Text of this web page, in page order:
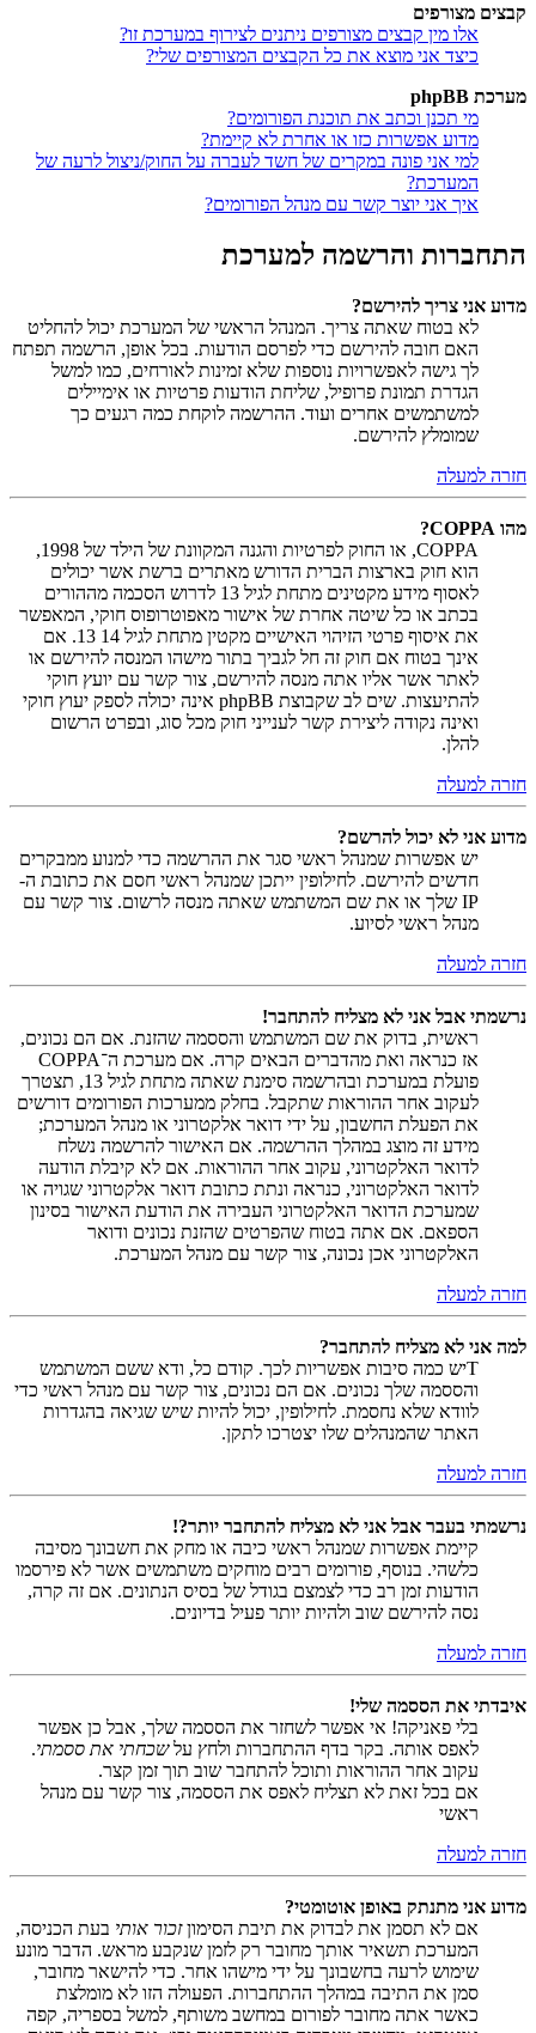
קבצים מצורפים
אלו מין קבצים מצורפים ניתנים לצירוף במערכת זו?
כיצד אני מוצא את כל הקבצים המצורפים שלי?
מערכת phpBB
מי תכנן וכתב את תוכנת הפורומים?
מדוע אפשרות כזו או אחרת לא קיימת?
למי אני פונה במקרים של חשד לעברה על החוק/ניצול לרעה של
המערכת?
איך אני יוצר קשר עם מנהל הפורומים?
התחברות והרשמה למערכת
מדוע אני צריך להירשם?
לא בטוח שאתה צריך. המנהל הראשי של המערכת יכול להחליט
האם חובה להירשם כדי לפרסם הודעות. בכל אופן, הרשמה תפתח
לך גישה לאפשרויות נוספות שלא זמינות לאורחים, כמו למשל
הגדרת תמונת פרופיל, שליחת הודעות פרטיות או אימיילים
למשתמשים אחרים ועוד. ההרשמה לוקחת כמה רגעים כך
שמומלץ להירשם.
חזרה למעלה
מהו COPPA?
COPPA, או החוק לפרטיות והגנה המקוונת של הילד של 1998,
הוא חוק בארצות הברית הדורש מאתרים ברשת אשר יכולים
לאסוף מידע מקטינים מתחת לגיל 13 לדרוש הסכמה מההורים
בכתב או כל שיטה אחרת של אישור מאפוטרופוס חוקי, המאפשר
את איסוף פרטי הזיהוי האישיים מקטין מתחת לגיל 14 13. אם
אינך בטוח אם חוק זה חל לגביך בתור מישהו המנסה להירשם או
לאתר אשר אליו אתה מנסה להירשם, צור קשר עם יועץ חוקי
להתיעצות. שים לב שקבוצת phpBB אינה יכולה לספק יעוץ חוקי
ואינה נקודה ליצירת קשר לענייני חוק מכל סוג, ובפרט הרשום
להלן.
חזרה למעלה
מדוע אני לא יכול להרשם?
יש אפשרות שמנהל ראשי סגר את ההרשמה כדי למנוע ממבקרים
חדשים להירשם. לחילופין ייתכן שמנהל ראשי חסם את כתובת ה-
IP שלך או את שם המשתמש שאתה מנסה לרשום. צור קשר עם
מנהל ראשי לסיוע.
חזרה למעלה
נרשמתי אבל אני לא מצליח להתחבר!
ראשית, בדוק את שם המשתמש והססמה שהזנת. אם הם נכונים,
אז כנראה ואת מהדברים הבאים קרה. אם מערכת ה־COPPA
פועלת במערכת ובהרשמה סימנת שאתה מתחת לגיל 13, תצטרך
לעקוב אחר ההוראות שתקבל. בחלק ממערכות הפורומים דורשים
את הפעלת החשבון, על ידי דואר אלקטרוני או מנהל המערכת;
מידע זה מוצג במהלך ההרשמה. אם האישור להרשמה נשלח
לדואר האלקטרוני, עקוב אחר ההוראות. אם לא קיבלת הודעה
לדואר האלקטרוני, כנראה ונתת כתובת דואר אלקטרוני שגויה או
שמערכת הדואר האלקטרוני העבירה את הודעת האישור בסינון
הספאם. אם אתה בטוח שהפרטים שהזנת נכונים ודואר
האלקטרוני אכן נכונה, צור קשר עם מנהל המערכת.
חזרה למעלה
למה אני לא מצליח להתחבר?
Tיש כמה סיבות אפשריות לכך. קודם כל, ודא ששם המשתמש
והססמה שלך נכונים. אם הם נכונים, צור קשר עם מנהל ראשי כדי
לוודא שלא נחסמת. לחילופין, יכול להיות שיש שגיאה בהגדרות
האתר שהמנהלים שלו יצטרכו לתקן.
חזרה למעלה
נרשמתי בעבר אבל אני לא מצליח להתחבר יותר?!
קיימת אפשרות שמנהל ראשי כיבה או מחק את חשבונך מסיבה
כלשהי. בנוסף, פורומים רבים מוחקים משתמשים אשר לא פירסמו
הודעות זמן רב כדי לצמצם בגודל של בסיס הנתונים. אם זה קרה,
נסה להירשם שוב ולהיות יותר פעיל בדיונים.
חזרה למעלה
איבדתי את הססמה שלי!
בלי פאניקה! אי אפשר לשחזר את הססמה שלך, אבל כן אפשר
לאפס אותה. בקר בדף ההתחברות ולחץ עלשכחתי את ססמתי.
עקוב אחר ההוראות ותוכל להתחבר שוב תוך זמן קצר.
אם בכל זאת לא תצליח לאפס את הססמה, צור קשר עם מנהל
ראשי
חזרה למעלה
מדוע אני מתנתק באופן אוטומטי?
אם לא תסמן את לבדוק את תיבת הסימוןזכור אותי בעת הכניסה,
המערכת תשאיר אותך מחובר רק לזמן שנקבע מראש. הדבר מונע
שימוש לרעה בחשבונך על ידי מישהו אחר. כדי להישאר מחובר,
סמן את התיבה במהלך ההתחברות. הפעולה הזו לא מומלצת
כאשר אתה מחובר לפורום במחשב משותף, למשל בספריה, קפה